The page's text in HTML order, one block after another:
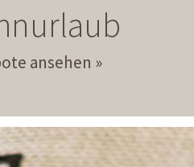
ansehen